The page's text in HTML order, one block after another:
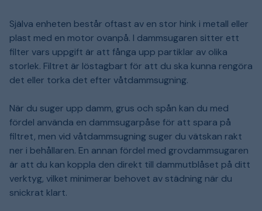
Själva enheten består oftast av en stor hink i metall eller
plast med en motor ovanpå. I dammsugaren sitter ett
filter vars uppgift är att fånga upp partiklar av olika
storlek. Filtret är löstagbart för att du ska kunna rengöra
det eller torka det efter våtdammsugning.
När du suger upp damm, grus och spån kan du med
fördel använda en dammsugarpåse för att spara på
filtret, men vid våtdammsugning suger du vätskan rakt
ner i behållaren. En annan fördel med grovdammsugaren
är att du kan koppla den direkt till dammutblåset på ditt
verktyg, vilket minimerar behovet av städning när du
snickrat klart.